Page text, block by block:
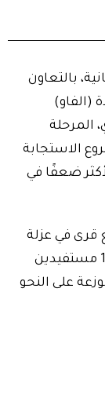
بالتعاون
(الفاو)
المرحلة
الاستجابة
ضعفًا في
قرى في عزلة
وتير بمديرية المسراخ، حيث تم تمكين 110 مستفيدين
موزعة على النحو